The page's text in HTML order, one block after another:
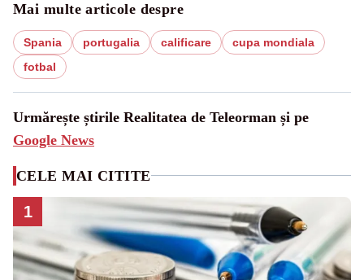
Mai multe articole despre
Spania portugalia calificare
cupa mondiala
fotbal
Urmărește știrile Realitatea de Teleorman și pe
Google News
CELE MAI CITITE
1